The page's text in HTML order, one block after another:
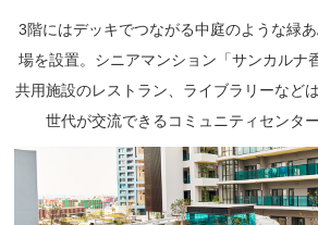
3階にはデッキでつながる中庭のような緑
場を設置。 シニアマンション「サンカルナ
共用施設のレストラン、ライブラリーなど
世代が交流できるコミュニティセンタ